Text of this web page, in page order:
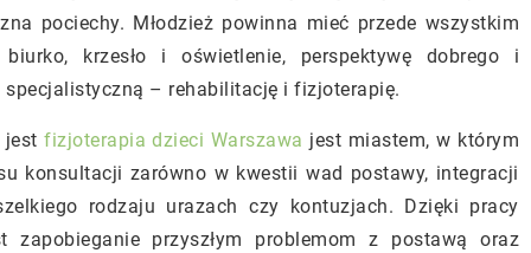
pociechy. Młodzież powinna mieć przede wszystkim
krzesło i oświetlenie, perspektywę dobrego i
– rehabilitację i fizjoterapię.
jest fizjoterapia dzieci Warszawa jest miastem, w którym
konsultacji zarówno w kwestii wad postawy, integracji
rodzaju urazach czy kontuzjach. Dzięki pracy
zapobieganie przyszłym problemom z postawą oraz